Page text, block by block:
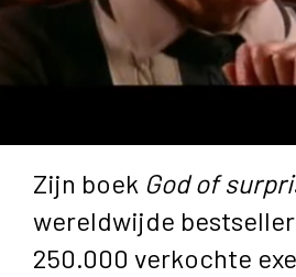
Zijn boek God of
wereldwijde
250.000 verkochte